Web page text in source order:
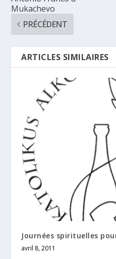
Mukachevo
PRÉCÉDENT
ARTICLES SIMILAIRES
Journées spirituelles
avril 8, 2011